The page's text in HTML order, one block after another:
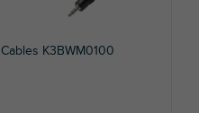
Cables K3BWM0100